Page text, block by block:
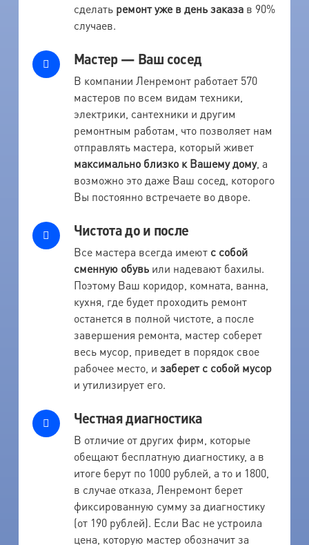
сделать ремонт уже в день заказав 90%
случаев.
Мастер — Ваш сосед
В компании Ленремонт работает 570
мастеров по всем видам техники,
электрики, сантехники и другим
ремонтным работам, что позволяет нам
отправлять мастера, который живет
максимально близко к Вашему дому, а
возможно это даже Ваш сосед, которого
Вы постоянно встречаете во дворе.
Чистота до и после
Все мастера всегда имеют с собой
сменную обувьили надевают бахилы.
Поэтому Ваш коридор, комната, ванна,
кухня, где будет проходить ремонт
останется в полной чистоте, а после
завершения ремонта, мастер соберет
весь мусор, приведет в порядок свое
рабочее место, и заберет с собой мусор
и утилизирует его.
Честная диагностика
В отличие от других фирм, которые
обещают бесплатную диагностику, а в
итоге берут по 1000 рублей, а то и 1800,
в случае отказа, Ленремонт берет
фиксированную сумму за диагностику
(от 190 рублей). Если Вас не устроила
цена, которую мастер обозначит за